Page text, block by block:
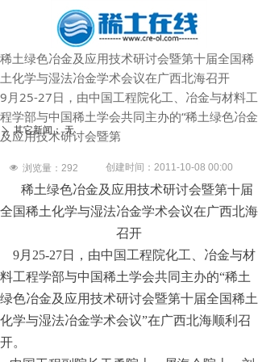
稀土绿色冶金及应用技术研讨会暨第十届全国稀
土化学与湿法冶金学术会议在广西北海召开
9月25-27日，由中国工程院化工、冶金与材料工
程学部与中国稀土学会共同主办的“稀土绿色冶金
及应用技术研讨会暨第
创建时间： 2011-10-08 00:00
넶 浏览量： 292
稀土绿色冶金及应用技术研讨会暨第十届
全国稀土化学与湿法冶金学术会议在广西北海
召开
9月25-27日，由中国工程院化工、冶金与材
料工程学部与中国稀土学会共同主办的“稀土
绿色冶金及应用技术研讨会暨第十届全国稀土
化学与湿法冶金学术会议”在广西北海顺利召
开。
ꄲ 其它新闻：无